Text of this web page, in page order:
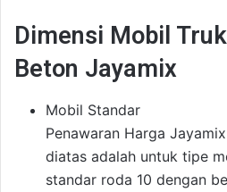
Dimensi Mobil
Beton Jayamix
Mobil Standar
Penawaran Harga
diatas adalah untuk tipe
standar roda 10 dengan